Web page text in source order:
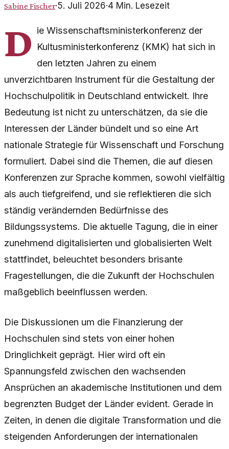
Sabine Fischer·5. Juli 2026·4 Min. Lesezeit
D ie Wissenschaftsministerkonferenz der
Kultusministerkonferenz (KMK) hat sich in
den letzten Jahren zu einem
unverzichtbaren Instrument für die Gestaltung der
Hochschulpolitik in Deutschland entwickelt. Ihre
Bedeutung ist nicht zu unterschätzen, da sie die
Interessen der Länder bündelt und so eine Art
nationale Strategie für Wissenschaft und Forschung
formuliert. Dabei sind die Themen, die auf diesen
Konferenzen zur Sprache kommen, sowohl vielfältig
als auch tiefgreifend, und sie reflektieren die sich
ständig verändernden Bedürfnisse des
Bildungssystems. Die aktuelle Tagung, die in einer
zunehmend digitalisierten und globalisierten Welt
stattfindet, beleuchtet besonders brisante
Fragestellungen, die die Zukunft der Hochschulen
maßgeblich beeinflussen werden.
Die Diskussionen um die Finanzierung der
Hochschulen sind stets von einer hohen
Dringlichkeit geprägt. Hier wird oft ein
Spannungsfeld zwischen den wachsenden
Ansprüchen an akademische Institutionen und dem
begrenzten Budget der Länder evident. Gerade in
Zeiten, in denen die digitale Transformation und die
steigenden Anforderungen der internationalen